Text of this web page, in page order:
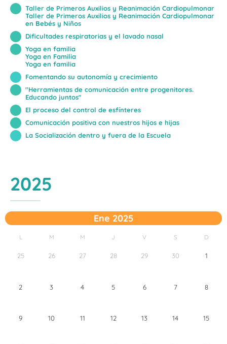
Taller de Primeros Auxilios y Reanimación Cardiopulmonar
Taller de Primeros Auxilios y Reanimación Cardiopulmonar
en Bebés y Niños
Dificultades respiratorias y el lavado nasal
Yoga en familia
Yoga en Familia
Yoga en familia
Fomentando su autonomía y crecimiento
"Herramientas de comunicación entre progenitores.
Educando juntos"
El proceso del control de esfínteres
Comunicación positiva con nuestros hijos e hijas
La Socialización dentro y fuera de la Escuela
2025
Ene 2025
L M M J V S D
25 26 27 28 29 30 1
2 3 4 5 6 7 8
9 10 11 12 13 14 15